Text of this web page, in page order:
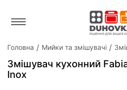
Головна Мийки та змішувачі
Змішувач кухонний
Inox